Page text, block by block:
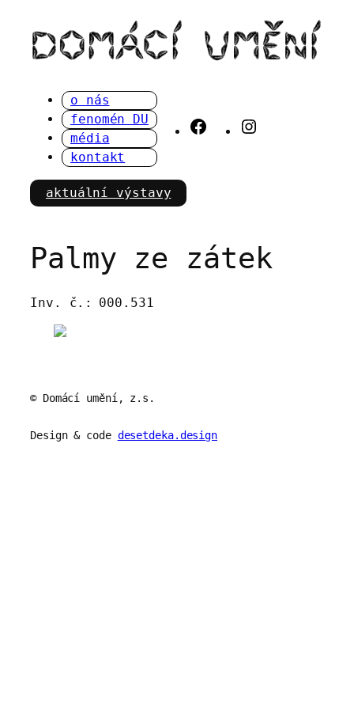
obsah
o nás
fenomén DU
média
kontakt
Facebook
aktuální výstavy
Palmy ze zátek
Inv. č.: 000.531
© Domácí umění, z.s.
Design & code desetdeka.design